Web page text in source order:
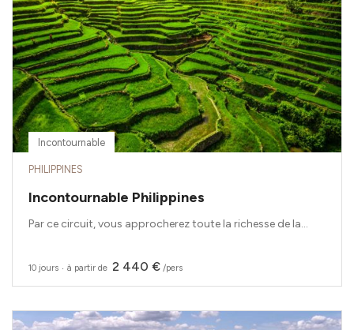
Incontournable
PHILIPPINES
Incontournable Philippines
Par ce circuit, vous approcherez toute la richesse de la...
10 jours ‧ à partir de 2 440 € /pers